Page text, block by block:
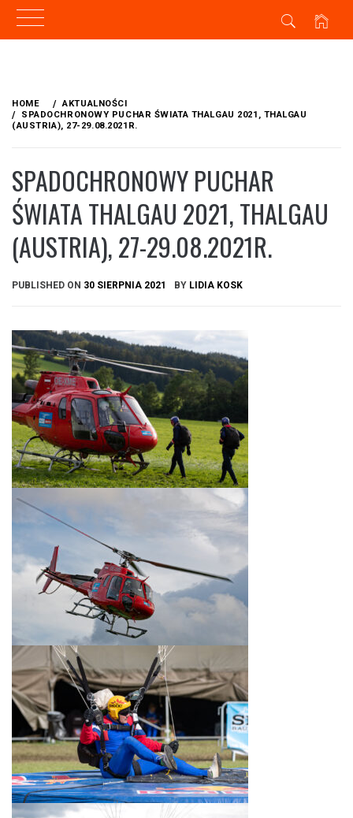
content
HOME
AKTUALNOŚCI
SPADOCHRONOWY PUCHAR ŚWIATA THALGAU 2021, THALGAU
(AUSTRIA), 27-29.08.2021R.
SPADOCHRONOWY PUCHAR
ŚWIATA THALGAU 2021, THALGAU
(AUSTRIA), 27-29.08.2021R.
PUBLISHED ON 30 SIERPNIA 2021 BY LIDIA KOSK